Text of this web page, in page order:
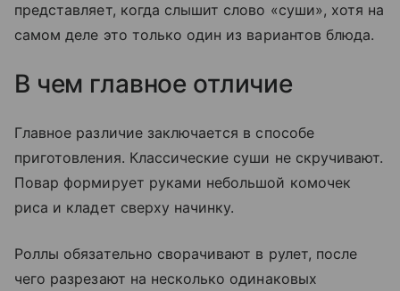
представляет, когда слышит слово «суши», хотя на
самом деле это только один из вариантов блюда.
В чем главное отличие
Главное различие заключается в способе
приготовления. Классические суши не скручивают.
Повар формирует руками небольшой комочек
риса и кладет сверху начинку.
Роллы обязательно сворачивают в рулет, после
чего разрезают на несколько одинаковых